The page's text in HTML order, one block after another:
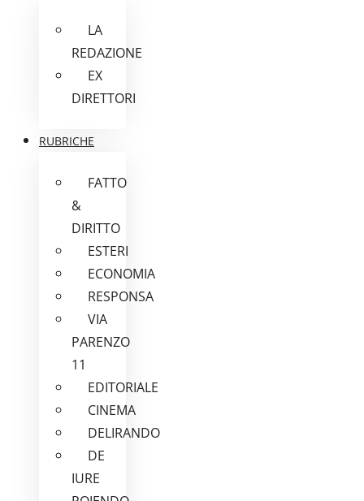
LA
REDAZIONE
EX
DIRETTORI
RUBRICHE
FATTO
&
DIRITTO
ESTERI
ECONOMIA
RESPONSA
VIA
PARENZO
11
EDITORIALE
CINEMA
DELIRANDO
DE
IURE